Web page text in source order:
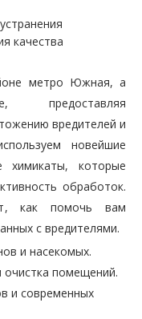
качества
метро Южная, а
вредителей и
новейшие
химикаты, которые
обработок.
как помочь вам
с вредителями.
и насекомых.
очистка помещений.
и современных